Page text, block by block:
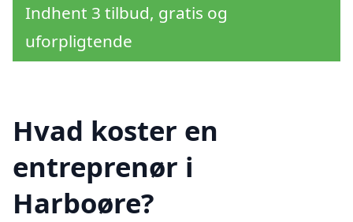
Indhent 3 tilbud, gratis og
uforpligtende
Hvad koster en
entreprenør i
Harboøre?